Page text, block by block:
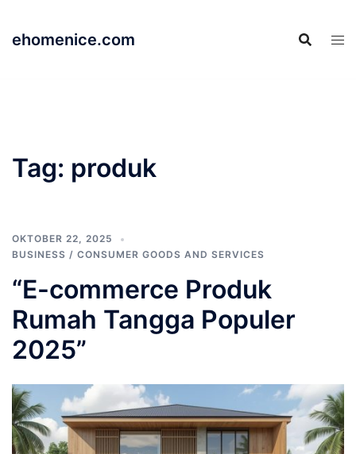
ehomenice.com
Tag: produk
OKTOBER 22, 2025
BUSINESS / CONSUMER GOODS AND SERVICES
“E-commerce Produk
Rumah Tangga Populer
2025”